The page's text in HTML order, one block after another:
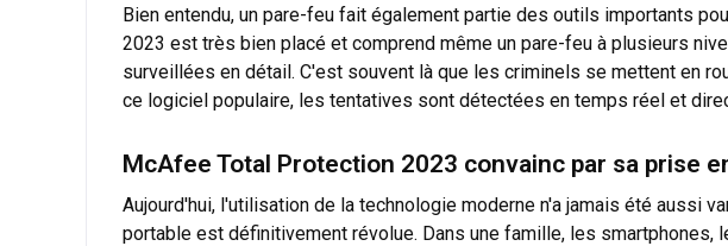
Bien entendu, un pare-feu fait également partie des outils importants
2023 est très bien placé et comprend même un pare-feu à plusieurs
surveillées en détail. C'est souvent là que les criminels se mettent en
ce logiciel populaire, les tentatives sont détectées en temps réel et
McAfee Total Protection 2023 convainc par sa prise
Aujourd'hui, l'utilisation de la technologie moderne n'a jamais été aussi
portable est définitivement révolue. Dans une famille, les